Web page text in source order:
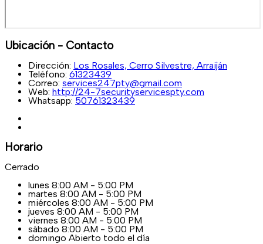
Ubicación - Contacto
Dirección: Los Rosales, Cerro Silvestre, Arraiján
Teléfono: 61323439
Correo: services247pty@gmail.com
Web: http://24-7securityservicespty.com
Whatsapp: 50761323439
Horario
Cerrado
lunes 8:00 AM - 5:00 PM
martes 8:00 AM - 5:00 PM
miércoles 8:00 AM - 5:00 PM
jueves 8:00 AM - 5:00 PM
viernes 8:00 AM - 5:00 PM
sábado 8:00 AM - 5:00 PM
domingo Abierto todo el día